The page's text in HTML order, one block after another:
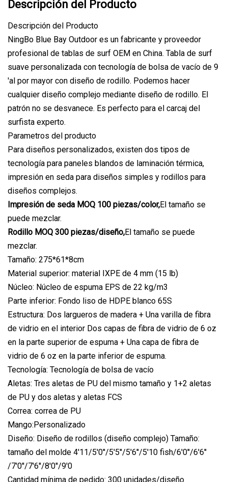
Descripción del Producto
Descripción del Producto
NingBo Blue Bay Outdoor es un fabricante y proveedor
profesional de tablas de surf OEM en China. Tabla de surf
suave personalizada con tecnología de bolsa de vacío de 9
'al por mayor con diseño de rodillo. Podemos hacer
cualquier diseño complejo mediante diseño de rodillo. El
patrón no se desvanece. Es perfecto para el carcaj del
surfista experto.
Parametros del producto
Para diseños personalizados, existen dos tipos de
tecnología para paneles blandos de laminación térmica,
impresión en seda para diseños simples y rodillos para
diseños complejos.
Impresión de seda MOQ 100 piezas/color,El tamaño se
puede mezclar.
Rodillo MOQ 300 piezas/diseño,El tamaño se puede
mezclar.
Tamaño: 275*61*8cm
Material superior: material IXPE de 4 mm (15 lb)
Núcleo: Núcleo de espuma EPS de 22 kg/m3
Parte inferior: Fondo liso de HDPE blanco 65S
Estructura: Dos largueros de madera + Una varilla de fibra
de vidrio en el interior Dos capas de fibra de vidrio de 6 oz
en la parte superior de espuma + Una capa de fibra de
vidrio de 6 oz en la parte inferior de espuma.
Tecnología: Tecnología de bolsa de vacío
Aletas: Tres aletas de PU del mismo tamaño y 1+2 aletas
de PU y dos aletas y aletas FCS
Correa: correa de PU
Mango:Personalizado
Diseño: Diseño de rodillos (diseño complejo) Tamaño:
tamaño del molde 4'11/5'0''/5'5''/5'6''/5'10 fish/6'0''/6'6''
/7'0''/7'6''/8'0''/9'0
Cantidad mínima de pedido: 300 unidades/diseño